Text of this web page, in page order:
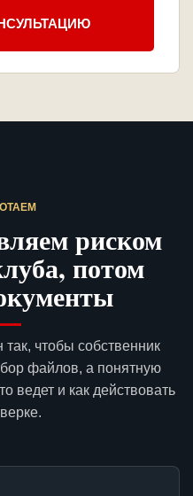
риском
потом
чтобы собственник
файлов, а понятную
ведет и как действовать